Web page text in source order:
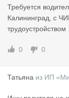
Требуется
Калининград, с
трудоустройством .
0 0
Татьяна из ИП